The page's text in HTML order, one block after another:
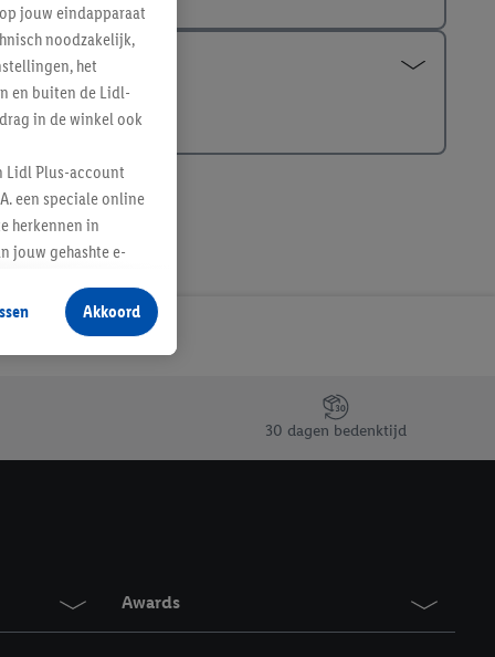
30 dagen bedenktijd
Awards
jouw eindapparaat
noodzakelijk,
het
en buiten de Lidl-
in de winkel ook
Lidl Plus-account
een speciale online
herkennen in
jouw gehashte e-
producten waarin je
te plaatsen
jouw gehashte e-
kunnen worden
vergelijkbare
Meer informatie,
Akkoord